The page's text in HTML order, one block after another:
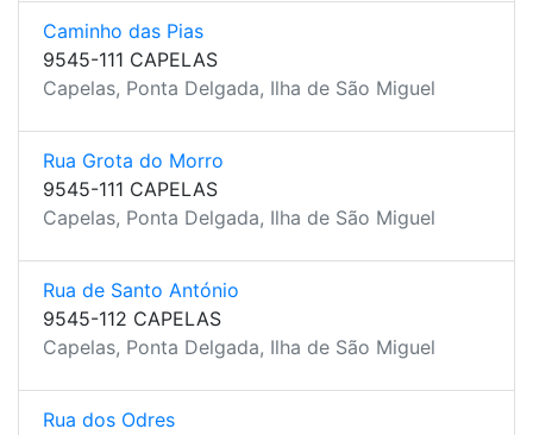
Caminho das Pias
9545-111 CAPELAS
Capelas, Ponta Delgada, Ilha de São Miguel
Rua Grota do Morro
9545-111 CAPELAS
Capelas, Ponta Delgada, Ilha de São Miguel
Rua de Santo António
9545-112 CAPELAS
Capelas, Ponta Delgada, Ilha de São Miguel
Rua dos Odres